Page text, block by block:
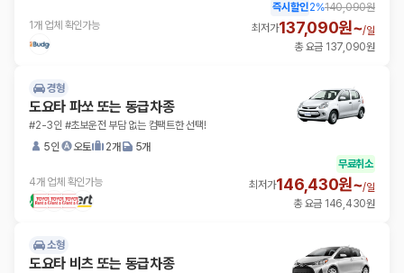
1개 업체 확인가능
즉시할인2%140,090원
최저가137,090원~/일
총 요금 137,090원
경형
도요타 파쏘 또는 동급차종
#2-3인 #초보운전 부담 없는 컴팩트한 선택!
5인
오토 2개 5개
4개 업체 확인가능
무료취소
최저가146,430원~/일
총 요금 146,430원
소형
도요타 비츠 또는 동급차종